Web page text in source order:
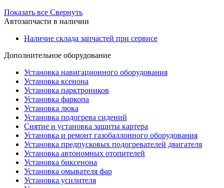
Показать все Свернуть
Автозапчасти в наличии
Наличие склада запчастей при сервисе
Дополнительное оборудование
Установка навигационного оборудования
Установка ксенона
Установка парктроников
Установка фаркопа
Установка люка
Установка подогрева сидений
Снятие и установка защиты картера
Установка и ремонт газобаллонного оборудования
Установка предпусковых подогревателей двигателя
Установка автономных отопителей
Установка биксенона
Установка омывателя фар
Установка усилителя